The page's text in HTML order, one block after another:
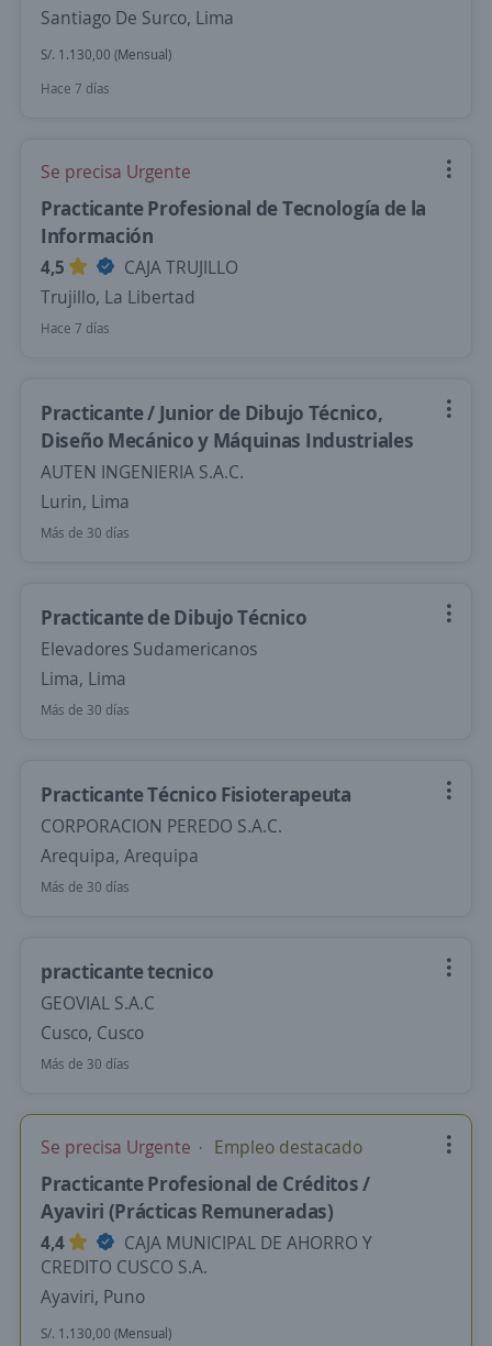
Santiago De Surco, Lima
S/. 1.130,00 (Mensual)
Hace 7 días
Se precisa Urgente
Practicante Profesional de Tecnología de la
Información
4,5
CAJA TRUJILLO
Trujillo, La Libertad
Hace 7 días
Practicante / Junior de Dibujo Técnico,
Diseño Mecánico y Máquinas Industriales
AUTEN INGENIERIA S.A.C.
Lurin, Lima
Más de 30 días
Practicante de Dibujo Técnico
Elevadores Sudamericanos
Lima, Lima
Más de 30 días
Practicante Técnico Fisioterapeuta
CORPORACION PEREDO S.A.C.
Arequipa, Arequipa
Más de 30 días
practicante tecnico
GEOVIAL S.A.C
Cusco, Cusco
Más de 30 días
Se precisa Urgente Empleo destacado
Practicante Profesional de Créditos /
Ayaviri (Prácticas Remuneradas)
4,4
CAJA MUNICIPAL DE AHORRO Y
CREDITO CUSCO S.A.
Ayaviri, Puno
S/. 1.130,00 (Mensual)